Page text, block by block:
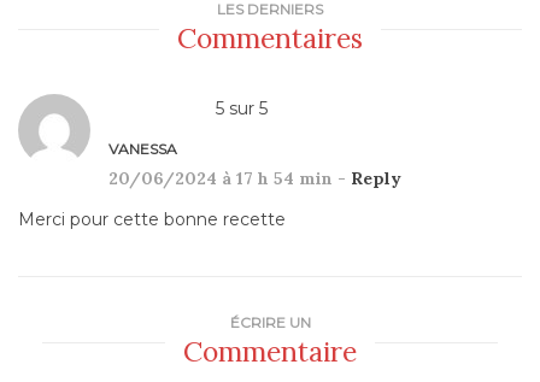
LES DERNIERS
Commentaires
5 sur 5
VANESSA
20/06/2024 à 17 h 54 min - Reply
Merci pour cette bonne recette
ÉCRIRE UN
Commentaire